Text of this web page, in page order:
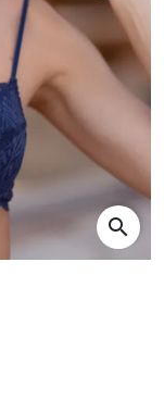
search